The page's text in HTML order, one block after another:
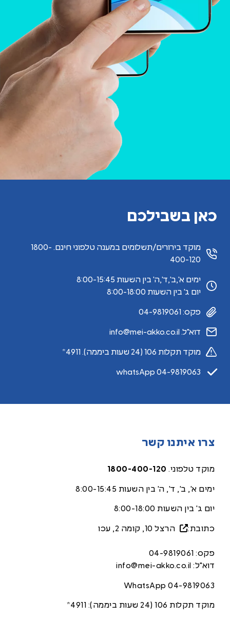
כאן בשבילכם
מוקד בירורים/תשלומים במענה טלפוני חינם. 1800-
400-120
ימים א',ב',ד',ה' בין השעות 8:00-15:45
יום ג' בין השעות 8:00-18:00
פקס: 04-9819061
דוא"ל. info@mei-akko.co.il
מוקד תקלות 106 (24 שעות ביממה). 4911*
whatsApp 04-9819063
צרו איתנו קשר
מוקד טלפוני. 1800-400-120
ימים א', ב', ד', ה' בין השעות 8:00-15:45
יום ג' בין השעות 8:00-18:00
כתובת: הרצל 10, קומה 2, עכ ו
פקס: 04-9819061
דוא"ל: info@mei-akko.co.il
WhatsApp 04-9819063
מוקד תקלות 106 (24 שעות ביממה): 4911*